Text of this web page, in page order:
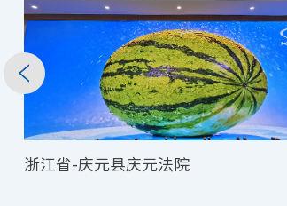
浙江省-庆元县庆元法院